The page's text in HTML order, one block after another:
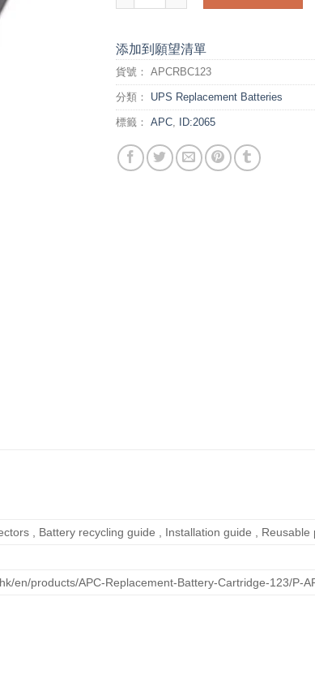
添加到願望清單
貨號： APCRBC123
分類： UPS Replacement Batteries
標籤： APC ID:2065
, Battery recycling guide , Installation guide , Reusable
en/products/APC-Replacement-Battery-Cartridge-123/P-